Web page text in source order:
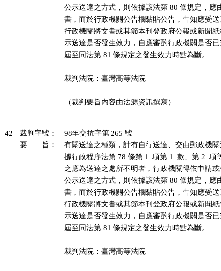
公示送達之方式，則依據該法第 80 條規定，應
書，而於行政機關公告欄黏貼公告，告知應受
行政機關將文書或其節本刊登政府公報或新聞
示送達是否發生效力，自應審酌行政機關是否
屆至同法第 81 條規定之發生效力時點為斷。
裁判法院：臺灣高等法院
（裁判要旨內容由法源資訊撰寫）
42 裁判字號：
98年交抗字第 265 號
要 旨：
有關送達之種類，計有自行送達、交由郵政機
據行政程序法第 78 條第 1  項第 1  款、第 2  項
之應為送達之處所不明者，行政機關得依申請
公示送達之方式，則依據該法第 80 條規定，應
書，而於行政機關公告欄黏貼公告，告知應受
行政機關將文書或其節本刊登政府公報或新聞
示送達是否發生效力，自應審酌行政機關是否
屆至同法第 81 條規定之發生效力時點為斷。
裁判法院：臺灣高等法院